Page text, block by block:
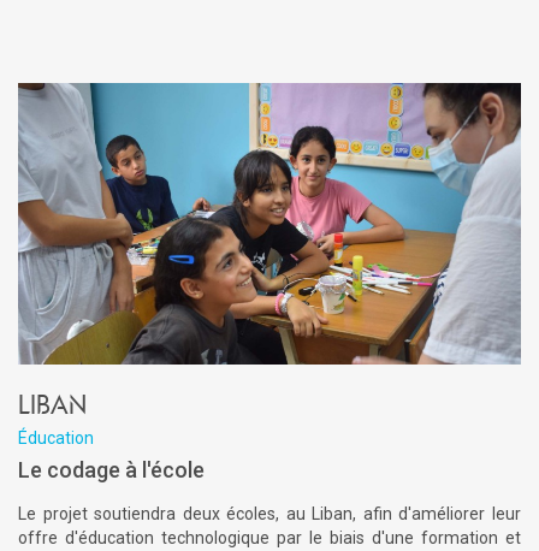
Liban
Éducation
Le codage à l'école
Le projet soutiendra deux écoles, au Liban, afin d'améliorer leur
offre d'éducation technologique par le biais d'une formation et